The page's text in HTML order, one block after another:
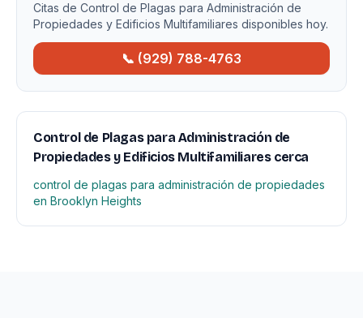
Citas de Control de Plagas para Administración de
Propiedades y Edificios Multifamiliares disponibles hoy.
📞 (929) 788-4763
Control de Plagas para Administración de
Propiedades y Edificios Multifamiliares cerca
control de plagas para administración de propiedades
en Brooklyn Heights